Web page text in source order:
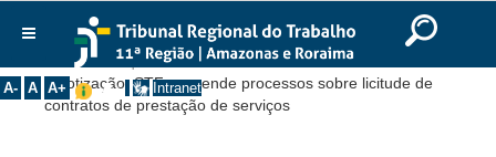
Ir para o rodapé
English
Português Español
A- A A+ Intranet
Institucional
Você está aqui:Início >> Notícias >>
Pejotização: STF suspende processos sobre licitude de
contratos de prestação de serviços